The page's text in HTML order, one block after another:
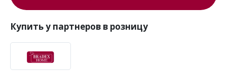
Купить у партнеров в розницу